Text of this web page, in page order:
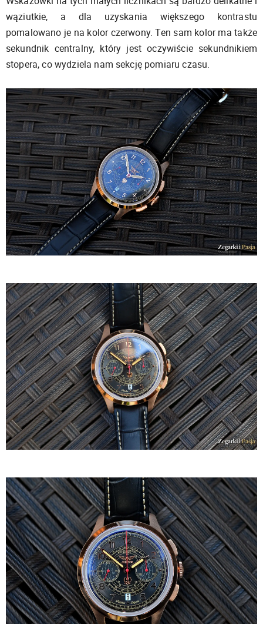
wąziutkie, a dla uzyskania większego kontrastu
pomalowano je na kolor czerwony. Ten sam kolor ma także
sekundnik centralny, który jest oczywiście sekundnikiem
stopera, co wydziela nam sekcję pomiaru czasu.